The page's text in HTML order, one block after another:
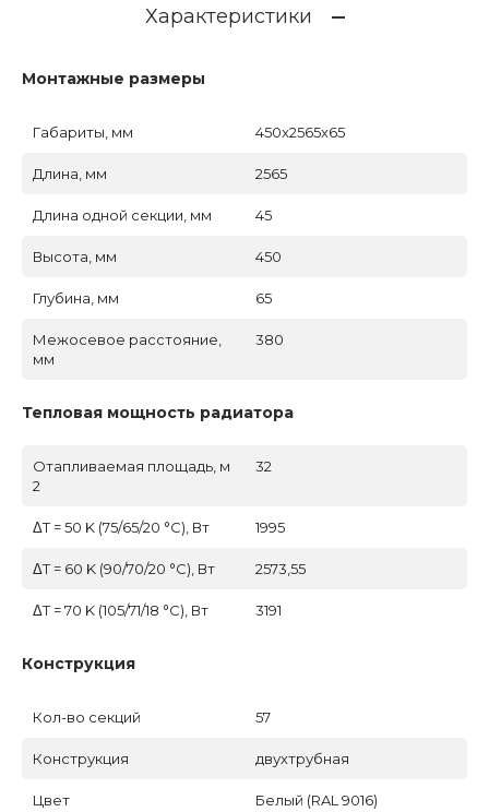
Характеристики
Монтажные размеры
Габариты, мм 450x2565x65
Длина, мм 2565
Длина одной секции, мм 45
Высота, мм 450
Глубина, мм 65
Межосевое расстояние,
мм
380
Тепловая мощность радиатора
Отапливаемая площадь, м
2
32
ΔT = 50 K (75/65/20 °C), Вт 1995
ΔT = 60 K (90/70/20 °C), Вт 2573,55
ΔT = 70 K (105/71/18 °C), Вт 3191
Конструкция
Кол-во секций 57
Конструкция двухтрубная
Цвет Белый (RAL 9016)